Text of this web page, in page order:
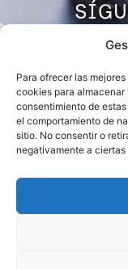
Para ofrecer las
cookies para
consentimiento de
el comportamiento de
sitio. No consentir o
negativamente a
DESPACHO
INTERNATIONAL